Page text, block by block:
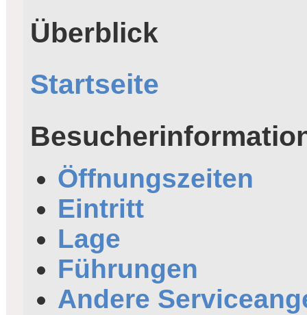
Überblick
Startseite
Öffnungszeiten
Eintritt
Lage
Führungen
Andere